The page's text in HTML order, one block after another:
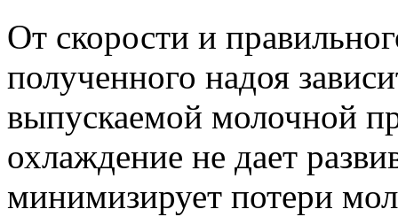
От скорости и
полученного надоя
выпускаемой молочной
охлаждение не дает
минимизирует потери